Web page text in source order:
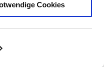
Cookies